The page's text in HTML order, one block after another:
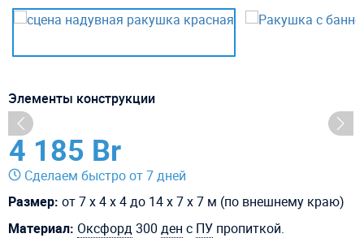
Элементы конструкции
4 185 Br
Сделаем быстро от 7 дней
Размер: от 7 х 4 х 4 до 14 х 7 х 7 м (по внешнему краю)
Материал: Оксфорд300 ден с ПУ пропиткой.